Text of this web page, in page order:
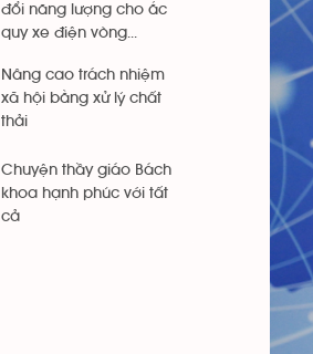
đổi năng lượng cho ắc
quy xe điện vòng...
Nâng cao trách nhiệm
xã hội bằng xử lý chất
thải
Chuyện thầy giáo Bách
khoa hạnh phúc với tất
cả